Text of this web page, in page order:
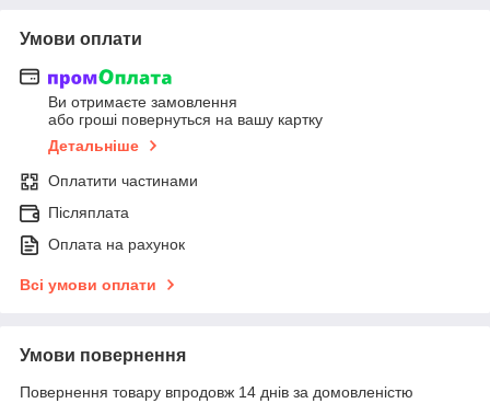
Умови оплати
Ви отримаєте замовлення
або гроші повернуться на вашу картку
Детальніше
Оплатити частинами
Післяплата
Оплата на рахунок
Всі умови оплати
Умови повернення
Повернення товару впродовж 14 днів за домовленістю